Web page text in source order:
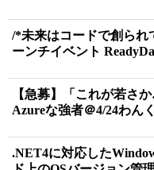
/*未来はコードで創られ
ーンチイベント
【急募】「これが若さ
Azureな強者＠4/24わん
.NET4に対応した